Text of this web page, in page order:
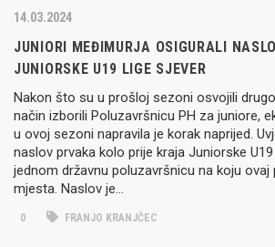
14.03.2024
JUNIORI MEĐIMURJA OSIGURALI
JUNIORSKE U19 LIGE SJEVER
Nakon što su u prošloj sezoni osvojili
način izborili Poluzavršnicu PH za juniore,
u ovoj sezoni napravila je korak naprijed.
naslov prvaka kolo prije kraja Juniorske
jednom državnu poluzavršnicu na koju ovaj
mjesta. Naslov je…
0 FRANJO KRANJČEC